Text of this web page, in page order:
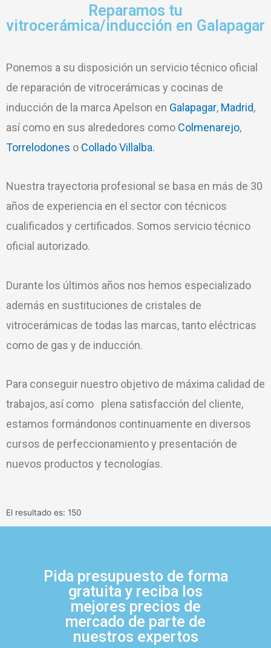
Reparamos tu
vitrocerámica/inducción en Galapagar
Ponemos a su disposición un servicio técnico oficial
de reparación de vitrocerámicas y cocinas de
inducción de la marca Apelson en Galapagar, Madrid,
así como en sus alrededores como Colmenarejo,
Torrelodones o Collado Villalba.
Nuestra trayectoria profesional se basa en más de 30
años de experiencia en el sector con técnicos
cualificados y certificados. Somos servicio técnico
oficial autorizado.
Durante los últimos años nos hemos especializado
además en sustituciones de cristales de
vitrocerámicas de todas las marcas, tanto eléctricas
como de gas y de inducción.
Para conseguir nuestro objetivo de máxima calidad de
trabajos, así como plena satisfacción del cliente,
estamos formándonos continuamente en diversos
cursos de perfeccionamiento y presentación de
nuevos productos y tecnologías.
El resultado es: 150
Pida presupuesto de forma
gratuita y reciba los
mejores precios de
mercado de parte de
nuestros expertos